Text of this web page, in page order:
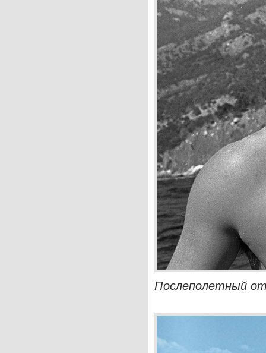
Послеполетный